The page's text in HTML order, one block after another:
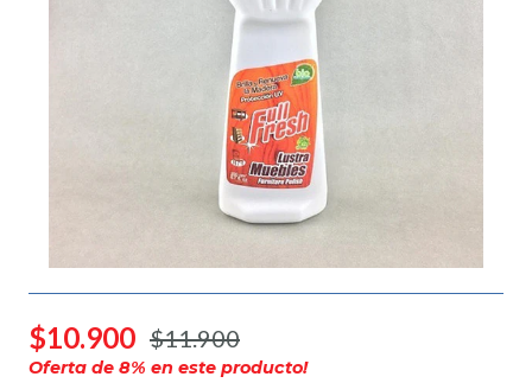
$10.900 $11.900
Oferta de 8% en este producto!